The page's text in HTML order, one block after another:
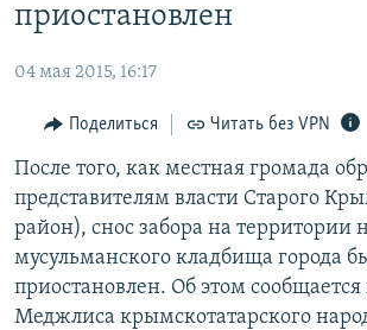
главной
Вернутся
поиску
11 ЛЕТ ОККУПАЦИИ КРЫМА. 11 ИСТОРИЙ
ЕЩЕ
ИНТЕРАКТИВ
ИНФОГРАФИКА
ТЕЛЕПРОЕКТ КРЫМ.РЕАЛИИ
СОВЕТЫ ПРАВОЗАЩИТНИКОВ
ПРОПАВШИЕ БЕЗ ВЕСТИ
РАДІО СВОБОДА
КАК ОБОЙТИ БЛОКИРОВКУ
Українською
Qırımtatar
приостановлен
04 мая 2015, 16:17
Поделиться Читать без VPN
После того, как местная громада
представителям власти Старого
район), снос забора на территории
мусульманского кладбища города
приостановлен. Об этом сообщается
Меджлиса крымскотатарского